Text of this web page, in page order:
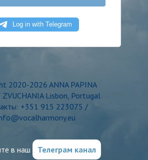
2020-2026 ANNA PAPINA
ZVUCHANIA Lisbon, Portugal
+351 915 223075 /
в наш Телеграм канал